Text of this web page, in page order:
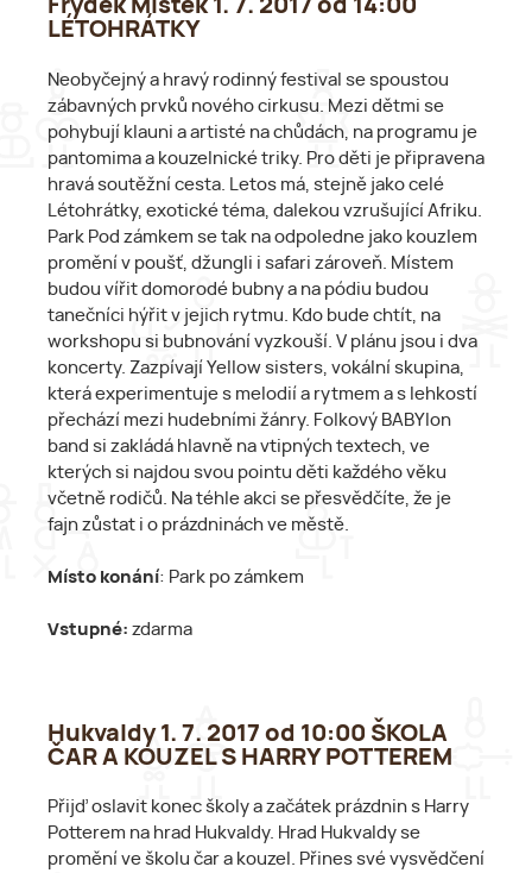
Frýdek Místek 1. 7. 2017 od 14:00
LÉTOHRÁTKY
Neobyčejný a hravý rodinný festival se spoustou
zábavných prvků nového cirkusu. Mezi dětmi se
pohybují klauni a artisté na chůdách, na programu je
pantomima a kouzelnické triky. Pro děti je připravena
hravá soutěžní cesta. Letos má, stejně jako celé
Létohrátky, exotické téma, dalekou vzrušující Afriku.
Park Pod zámkem se tak na odpoledne jako kouzlem
promění v poušť, džungli i safari zároveň. Místem
budou vířit domorodé bubny a na pódiu budou
tanečníci hýřit v jejich rytmu. Kdo bude chtít, na
workshopu si bubnování vyzkouší. V plánu jsou i dva
koncerty. Zazpívají Yellow sisters, vokální skupina,
která experimentuje s melodií a rytmem a s lehkostí
přechází mezi hudebními žánry. Folkový BABYlon
band si zakládá hlavně na vtipných textech, ve
kterých si najdou svou pointu děti každého věku
včetně rodičů. Na téhle akci se přesvědčíte, že je
fajn zůstat i o prázdninách ve městě.
Místo konání: Park po zámkem
Vstupné: zdarma
Hukvaldy 1. 7. 2017 od 10:00 ŠKOLA
ČAR A KOUZEL S HARRY POTTEREM
Přijď oslavit konec školy a začátek prázdnin s Harry
Potterem na hrad Hukvaldy. Hrad Hukvaldy se
promění ve školu čar a kouzel. Přines své vysvědčení